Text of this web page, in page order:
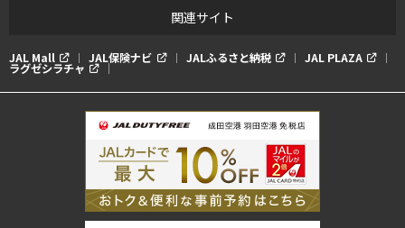
関連サイト
JAL Mall JAL保険ナビ JALふるさと納税 JAL PLAZA
ラグゼシラチャ